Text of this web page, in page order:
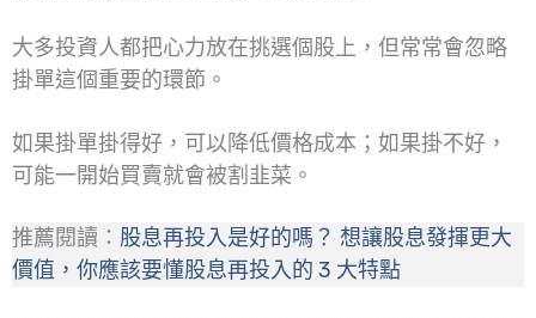
大多投資人都把心力放在挑選個股上，但常常會忽略
掛單這個重要的環節。
如果掛單掛得好，可以降低價格成本；如果掛不好，
可能一開始買賣就會被割韭菜。
推薦閱讀： 股息再投入是好的嗎？ 想讓股息發揮更大
價值，你應該要懂股息再投入的 3 大特點